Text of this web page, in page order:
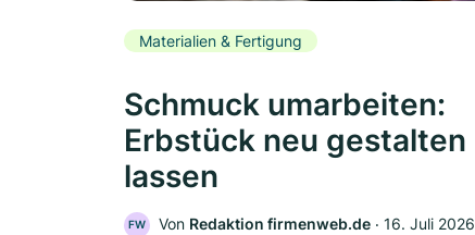
Materialien & Fertigung
Schmuck umarbeiten:
Erbstück neu gestalten
lassen
FW Von Redaktion firmenweb.de ‧ 16. Juli 2026